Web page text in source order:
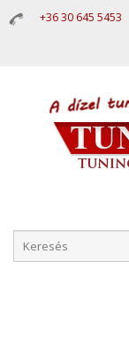
+36 30 645 5453